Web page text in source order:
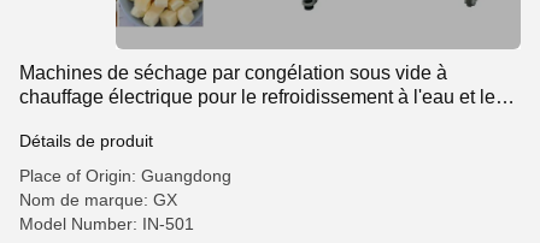
Machines de séchage par congélation sous vide à
chauffage électrique pour le refroidissement à l'eau et le
Détails de produit
Place of Origin: Guangdong
Nom de marque: GX
Model Number: IN-501